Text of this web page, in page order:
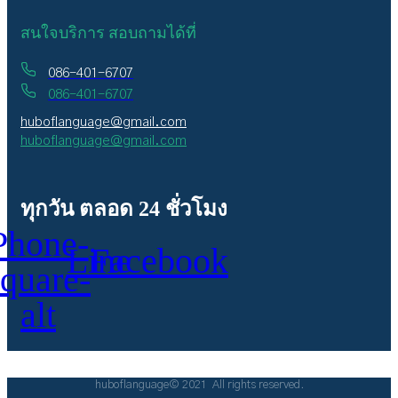
สนใจบริการ สอบถามได้ที่
086-401-6707
086-401-6707
huboflanguage@gmail.com
huboflanguage@gmail.com
ทุกวัน ตลอด 24 ชั่วโมง
alt
Line
Facebook
huboflanguage© 2021 All rights reserved.